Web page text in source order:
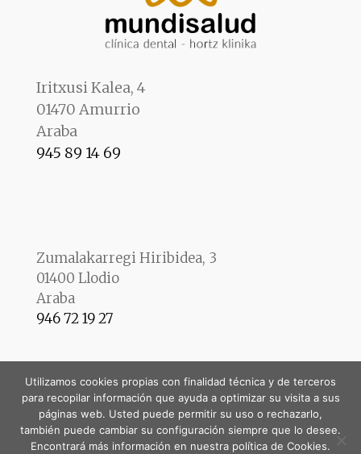
Iritxusi Kalea, 4
01470 Amurrio
Araba
945 89 14 69
Zumalakarregi Hiribidea, 3
01400 Llodio
Araba
946 72 19 27
Utilizamos cookies propias con finalidad técnica y de terceros
para recopilar información que ayuda a optimizar su visita a sus
páginas web. Usted puede permitir su uso o rechazarlo,
también puede cambiar su configuración siempre que lo desee.
Encontrará más información en nuestra política de Cookies.